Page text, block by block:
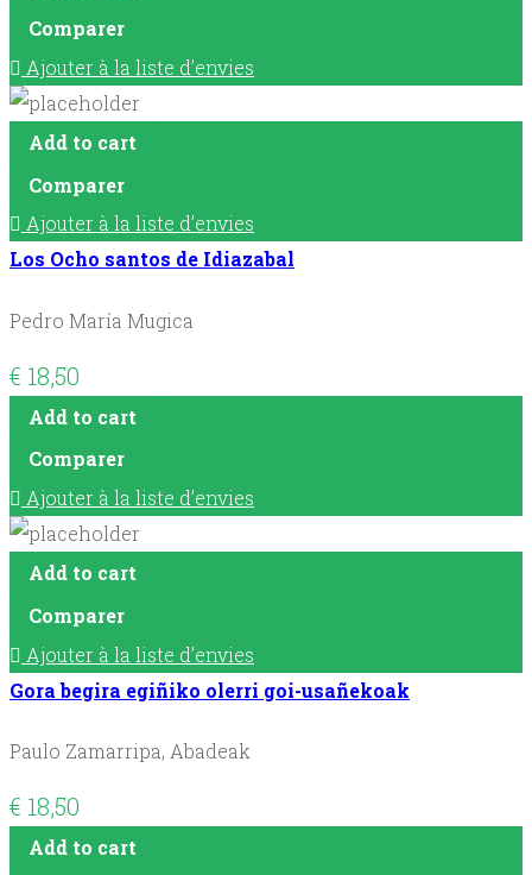
Comparer
Ajouter à la liste d’envies
Add to cart
Comparer
Ajouter à la liste d’envies
Los Ocho santos de Idiazabal
Pedro María Mugica
€ 18,50
Add to cart
Comparer
Ajouter à la liste d’envies
Add to cart
Comparer
Ajouter à la liste d’envies
Gora begira egiñiko olerri goi-usañekoak
Paulo Zamarripa, Abadeak
€ 18,50
Add to cart